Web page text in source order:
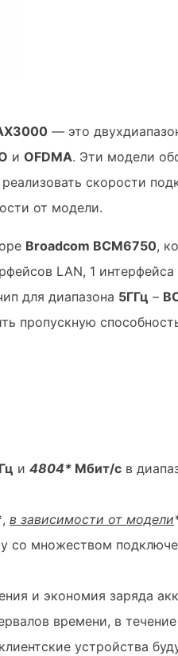
— это
иOFDMA. Эти модели
скорости
от модели.
Broadcom BCM6750,
LAN, 1 интерфейса
для диапазона 5ГГц –
пропускную
и4804* Мбит/с в
,в зависимости от модели
со множеством
и экономия заряда
времени, в
устройства